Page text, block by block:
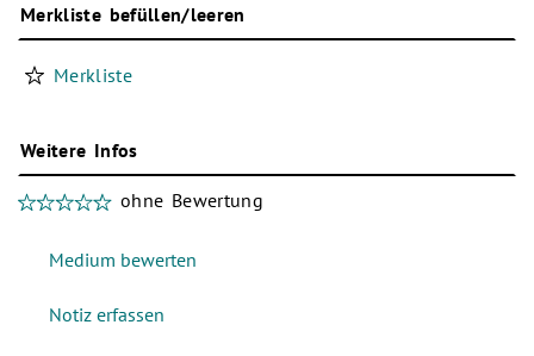
Merkliste befüllen/leeren
Merkliste
Weitere Infos
ohne Bewertung